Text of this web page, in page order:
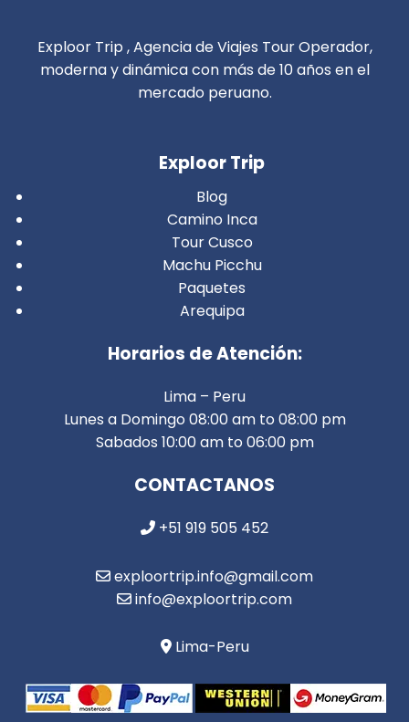
Exploor Trip , Agencia de Viajes Tour Operador,
moderna y dinámica con más de 10 años en el
mercado peruano.
Exploor Trip
Blog
Camino Inca
Tour Cusco
Machu Picchu
Paquetes
Arequipa
Horarios de Atención:
Lima – Peru
Lunes a Domingo 08:00 am to 08:00 pm
Sabados 10:00 am to 06:00 pm
CONTACTANOS
+51 919 505 452
exploortrip.info@gmail.com
info@exploortrip.com
Lima-Peru